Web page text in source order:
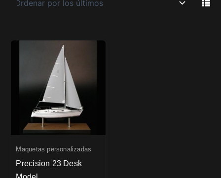
Maquetas personalizadas
Precision 23 Desk